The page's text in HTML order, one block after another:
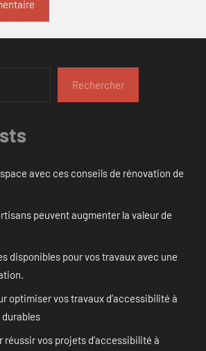
Rechercher
avec ces conseils de rénovation de
peuvent augmenter la valeur de
disponibles pour vos travaux avec une
optimiser vos travaux d’accessibilité à
réussir vos projets d’accessibilité à